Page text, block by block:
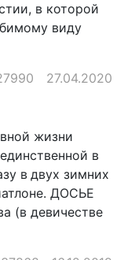
в которой
виду
27.04.2020
жизни
в
в двух зимних
ДОСЬЕ
(в девичестве